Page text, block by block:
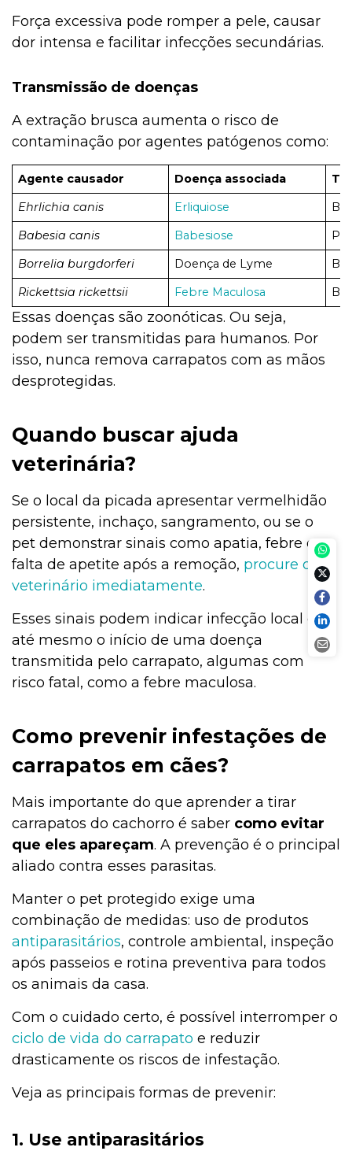
Força excessiva pode romper a pele, causar
dor intensa e facilitar infecções secundárias.
Transmissão de doenças
A extração brusca aumenta o risco de
contaminação por agentes patógenos como:
Agente causador Doença associada
Ehrlichia canis
Erliquiose
Babesia canis
Babesiose
Borrelia burgdorferi
Doença de Lyme
Rickettsia rickettsii
Febre Maculosa
Essas doenças são zoonóticas. Ou seja,
podem ser transmitidas para humanos. Por
isso, nunca remova carrapatos com as mãos
desprotegidas.
Quando buscar ajuda
veterinária?
Se o local da picada apresentar vermelhidão
persistente, inchaço, sangramento, ou se o
pet demonstrar sinais como apatia, febre ou
falta de apetite após a remoção, procure o
veterinário imediatamente.
Esses sinais podem indicar infecção local ou
até mesmo o início de uma doença
transmitida pelo carrapato, algumas com
risco fatal, como a febre maculosa.
Como prevenir infestações de
carrapatos em cães?
Mais importante do que aprender a tirar
carrapatos do cachorro é saber como evitar
que eles apareçam. A prevenção é o principal
aliado contra esses parasitas.
Manter o pet protegido exige uma
combinação de medidas: uso de produtos
antiparasitários, controle ambiental, inspeção
após passeios e rotina preventiva para todos
os animais da casa.
Com o cuidado certo, é possível interromper o
ciclo de vida do carrapato e reduzir
drasticamente os riscos de infestação.
Veja as principais formas de prevenir:
1. Use antiparasitários